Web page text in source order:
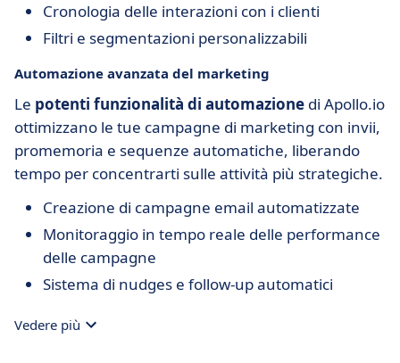
Cronologia delle interazioni con i clienti
Filtri e segmentazioni personalizzabili
Automazione avanzata del marketing
Le potenti funzionalità di automazione di Apollo.io
ottimizzano le tue campagne di marketing con invii,
promemoria e sequenze automatiche, liberando
tempo per concentrarti sulle attività più strategiche.
Creazione di campagne email automatizzate
Monitoraggio in tempo reale delle performance
delle campagne
Sistema di nudges e follow-up automatici
Vedere più